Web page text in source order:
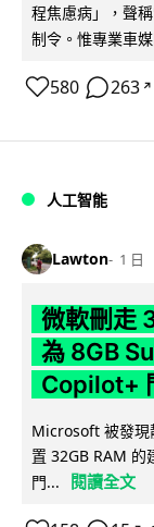
程焦慮病」，聲
制令。惟專業車
580 263 ↗
人工智能
Lawton 1 日
微軟刪走
為 8GB
Copilot+
Microsoft 被發現
置 32GB RAM 的
門...
閱讀全文